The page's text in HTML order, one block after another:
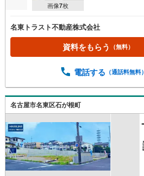
画像7枚
名東トラスト不動産株式会社
資料をもらう （無料）
電話する （通話料無料）
名古屋市名東区石が根町